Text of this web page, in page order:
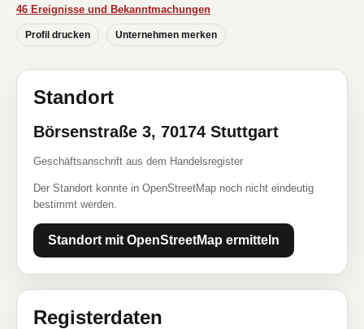
46 Ereignisse und Bekanntmachungen
Profil drucken Unternehmen merken
Standort
Börsenstraße 3, 70174 Stuttgart
Geschäftsanschrift aus dem Handelsregister
Der Standort konnte in OpenStreetMap noch nicht eindeutig
bestimmt werden.
Standort mit OpenStreetMap ermitteln
Registerdaten